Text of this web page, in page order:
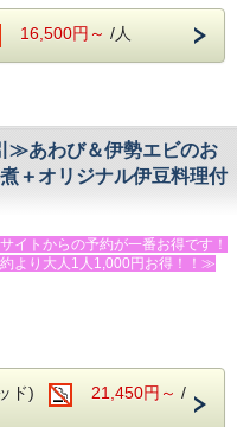
場あり（９台・無料）
がありますので、今井浜海岸駅に
ェックアウト時に限らせていただ
備した、併設のレンタルスタジオ
々な用途にご利用いただけます。
－－
で１５分
イズー）まで車で１５分
０分
－
場あり（９台・無料）
ックアウト時に限らせていただき
の冷蔵庫・電子レンジもあり。
にはおむつ交換台も完備！
※全てレンタル無料
器 ・おむつ用ゴミ箱 ・補助便座
で、事前にお申し付けください。
もいたします！
鯛の姿煮が付く、お得なプラン！
紅茶・牛乳はお替り自由）
16,500円～ /人
≫あわび＆伊勢エビのお
＋オリジナル伊豆料理付
トからの予約が一番お得です！
より大人1人1,000円お得！！≫
全認証宿泊施設★★★です！！！
でお召し上がりいただけます
ド) 21,450円～ /